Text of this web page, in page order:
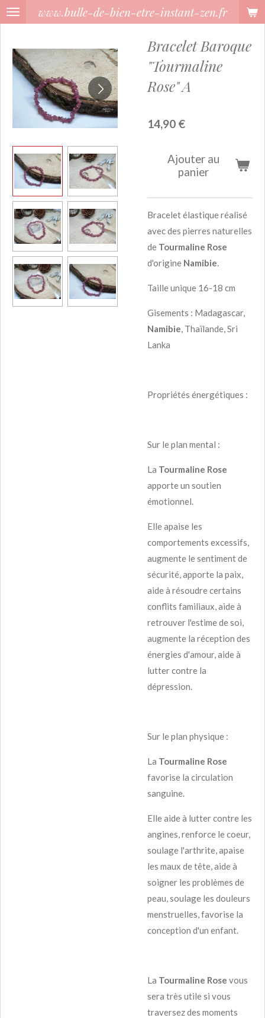
Passer
principal
www.bulle-de-bien-etre-instant-zen.fr
Bracelet Baroque
"Tourmaline
Rose" A
14,90 €
Ajouter au
panier
Bracelet élastique réalisé
avec des pierres naturelles
de Tourmaline Rose
d'origine Namibie.
Taille unique 16-18 cm
Gisements : Madagascar,
Namibie, Thaïlande, Sri
Lanka
Propriétés énergétiques :
Sur le plan mental :
La Tourmaline Rose
apporte un soutien
émotionnel.
Elle apaise les
comportements excessifs,
augmente le sentiment de
sécurité, apporte la paix,
aide à résoudre certains
conflits familiaux, aide à
retrouver l'estime de soi,
augmente la réception des
énergies d'amour, aide à
lutter contre la
dépression.
Sur le plan physique :
La Tourmaline Rose
favorise la circulation
sanguine.
Elle aide à lutter contre les
angines, renforce le coeur,
soulage l'arthrite, apaise
les maux de tête, aide à
soigner les problèmes de
peau, soulage les douleurs
menstruelles, favorise la
conception d'un enfant.
La Tourmaline Rose vous
sera très utile si vous
traversez des moments